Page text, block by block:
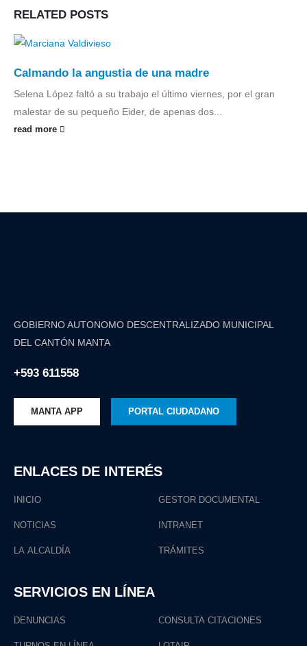
RELATED POSTS
Calmando la angustia de una madre
Selena López faltó a su trabajo el último viernes, por el gran
malestar de su pequeño Eider, de apenas dos...
read more
GOBIERNO AUTONOMO DESCENTRALIZADO MUNICIPAL
DEL CANTÓN MANTA
+593 611558
MANTA APP PORTAL CIUDADANO
ENLACES DE INTERÉS
INICIO
NOTICIAS
LA ALCALDÍA
GESTOR DOCUMENTAL
INTRANET
TRÁMITES
SERVICIOS EN LÍNEA
DENUNCIAS CONSULTA CITACIONES